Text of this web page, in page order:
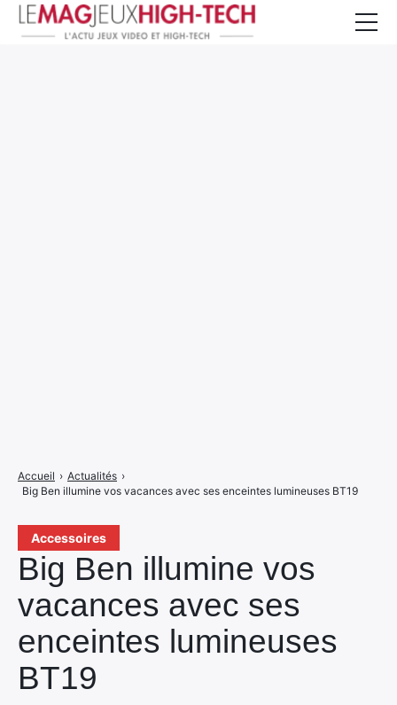
Accessoires
Big Ben illumine vos
vacances avec ses
enceintes lumineuses
BT19
Accueil › Actualités ›
Big Ben illumine vos vacances avec ses enceintes lumineuses BT19